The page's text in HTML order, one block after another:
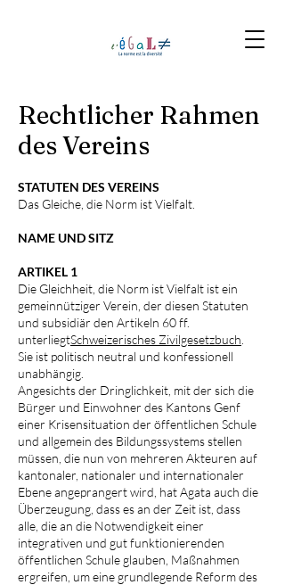
Rechtlicher Rahmen
des Vereins
STATUTEN DES VEREINS
Das Gleiche, die Norm ist Vielfalt.
NAME UND SITZ
ARTIKEL 1
Die Gleichheit, die Norm ist Vielfalt ist ein
gemeinnütziger Verein, der diesen Statuten
und subsidiär den Artikeln 60 ff.
unterliegtSchweizerisches Zivilgesetzbuch
Sie ist politisch neutral und konfessionell
unabhängig.
Angesichts der Dringlichkeit, mit der sich die
Bürger und Einwohner des Kantons Genf
einer Krisensituation der öffentlichen Schule
und allgemein des Bildungssystems stellen
müssen, die nun von mehreren Akteuren auf
kantonaler, nationaler und internationaler
Ebene angeprangert wird, hat Agata auch die
Überzeugung, dass es an der Zeit ist, dass
alle, die an die Notwendigkeit einer
integrativen und gut funktionierenden
öffentlichen Schule glauben, Maßnahmen
ergreifen, um eine grundlegende Reform des